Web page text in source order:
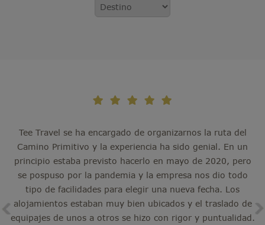
Tee Travel se ha encargado de organizarnos la ruta del
Camino Primitivo y la experiencia ha sido genial. En un
principio estaba previsto hacerlo en mayo de 2020, pero
se pospuso por la pandemia y la empresa nos dio todo
tipo de facilidades para elegir una nueva fecha. Los
alojamientos estaban muy bien ubicados y el traslado de
equipajes de unos a otros se hizo con rigor y puntualidad.